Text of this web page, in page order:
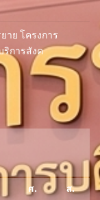
าย โครงการ
การสังค
ศ.
ส.